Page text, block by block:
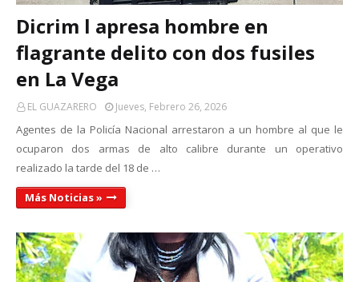
Dicrim l apresa hombre en
flagrante delito con dos fusiles
en La Vega
EL GUAZARERO Jueves, Febrero 26, 2026
Agentes de la Policía Nacional arrestaron a un hombre al que le
ocuparon dos armas de alto calibre durante un operativo
realizado la tarde del 18 de …
Más Noticias »